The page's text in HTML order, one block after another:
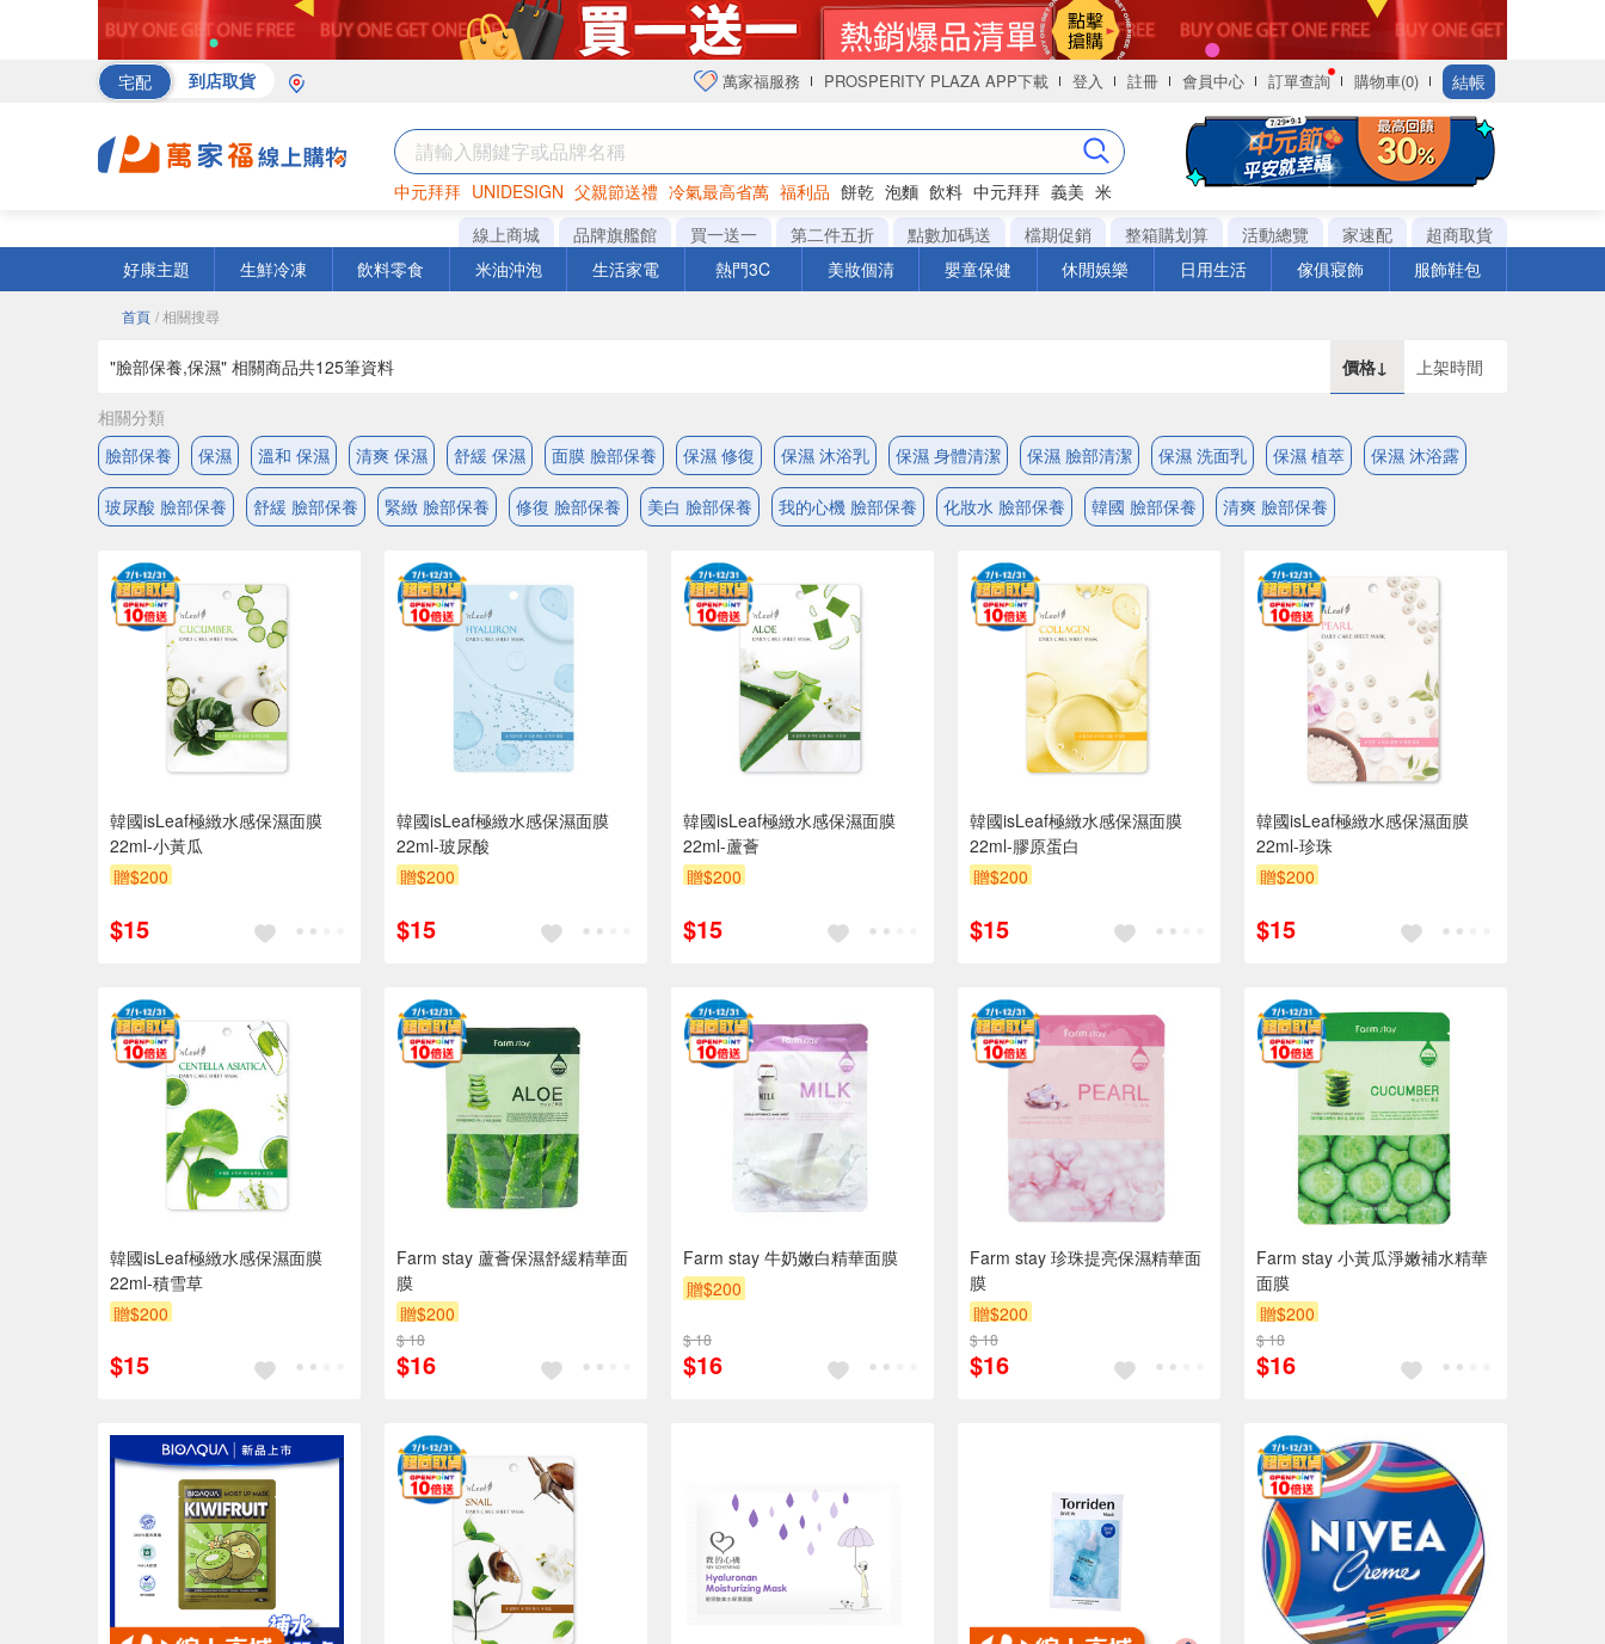
宅配 到店取貨 萬家福服務 PROSPERITY PLAZA APP下載 登入 註冊 會員中心 訂單查詢 購物車(0) 結帳
中元拜拜 UNIDESIGN 父親節送禮 冷氣最高省萬 福利品 餅乾 泡麵 飲料 中元拜拜 義美 米
巧克力 罐頭 衛生紙
線上商城 品牌旗艦館 買一送一 第二件五折 點數加碼送 檔期促銷 整箱購划算 活動總覽 家速配
超商取貨
好康主題
生鮮冷凍 飲料零食 米油沖泡 生活家電 熱門3C 美妝個清 嬰童保健 休閒娛樂 日用生活 傢俱寢飾 服飾鞋包
首頁 / 相關搜尋
"臉部保養,保濕" 相關商品共125筆資料 價格↓ 上架時間
相關分類
臉部保養
保濕 溫和 保濕 清爽 保濕 舒緩 保濕 面膜 臉部保養 保濕 修復 保濕 沐浴乳 保濕 身體清潔 保濕 臉部清潔 保濕 洗面乳 保濕 植萃 保濕 沐浴露
玻尿酸 臉部保養 舒緩 臉部保養 緊緻 臉部保養 修復 臉部保養 美白 臉部保養 我的心機 臉部保養 化妝水 臉部保養 韓國 臉部保養 清爽 臉部保養
韓國isLeaf極緻水感保濕面膜
22ml-小黃瓜
贈$200
$15
韓國isLeaf極緻水感保濕面膜
22ml-玻尿酸
贈$200
$15
韓國isLeaf極緻水感保濕面膜
22ml-蘆薈
贈$200
$15
韓國isLeaf極緻水感保濕面膜
22ml-膠原蛋白
贈$200
$15
韓國isLeaf極緻水感保濕面膜
22ml-珍珠
贈$200
$15
韓國isLeaf極緻水感保濕面膜
22ml-積雪草
贈$200
$15
Farm stay 蘆薈保濕舒緩精華面
膜
贈$200
$ 18
$16
Farm stay 牛奶嫩白精華面膜
贈$200
$ 18
$16
Farm stay 珍珠提亮保濕精華面
膜
贈$200
$ 18
$16
Farm stay 小黃瓜淨嫩補水精華
面膜
贈$200
$ 18
$16